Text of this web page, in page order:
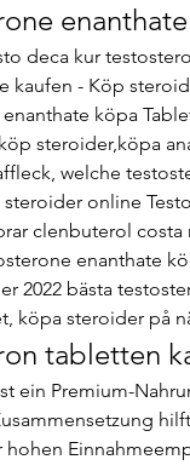
kaufen - Köp
köpa
steroider,köpa
welche
online
clenbuterol costa
enanthate
2022 bästa
köpa steroider på
tabletten
hohen